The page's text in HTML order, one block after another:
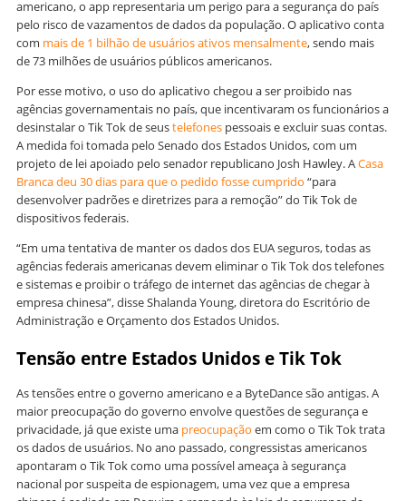
americano, o app representaria um perigo para a segurança do país
pelo risco de vazamentos de dados da população. O aplicativo conta
com mais de 1 bilhão de usuários ativos mensalmente, sendo mais
de 73 milhões de usuários públicos americanos.
Por esse motivo, o uso do aplicativo chegou a ser proibido nas
agências governamentais no país, que incentivaram os funcionários a
desinstalar o Tik Tok de seustelefones pessoais e excluir suas contas.
A medida foi tomada pelo Senado dos Estados Unidos, com um
projeto de lei apoiado pelo senador republicano Josh Hawley. ACasa
Branca deu 30 dias para que o pedido fosse cumprido “para
desenvolver padrões e diretrizes para a remoção” do Tik Tok de
dispositivos federais.
“Em uma tentativa de manter os dados dos EUA seguros, todas as
agências federais americanas devem eliminar o Tik Tok dos telefones
e sistemas e proibir o tráfego de internet das agências de chegar à
empresa chinesa”, disse Shalanda Young, diretora do Escritório de
Administração e Orçamento dos Estados Unidos.
Tensão entre Estados Unidos e Tik Tok
As tensões entre o governo americano e a ByteDance são antigas. A
maior preocupação do governo envolve questões de segurança e
privacidade, já que existe uma preocupação em como o Tik Tok trata
os dados de usuários. No ano passado, congressistas americanos
apontaram o Tik Tok como uma possível ameaça à segurança
nacional por suspeita de espionagem, uma vez que a empresa